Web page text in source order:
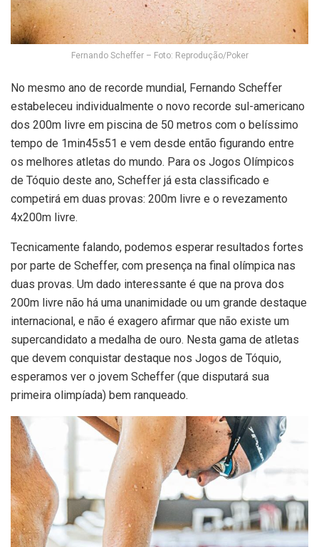
Fernando Scheffer – Foto: Reprodução/Poker
No mesmo ano de recorde mundial, Fernando Scheffer
estabeleceu individualmente o novo recorde sul-americano
dos 200m livre em piscina de 50 metros com o belíssimo
tempo de 1min45s51 e vem desde então figurando entre
os melhores atletas do mundo. Para os Jogos Olímpicos
de Tóquio deste ano, Scheffer já esta classificado e
competirá em duas provas: 200m livre e o revezamento
4x200m livre.
Tecnicamente falando, podemos esperar resultados fortes
por parte de Scheffer, com presença na final olímpica nas
duas provas. Um dado interessante é que na prova dos
200m livre não há uma unanimidade ou um grande destaque
internacional, e não é exagero afirmar que não existe um
supercandidato a medalha de ouro. Nesta gama de atletas
que devem conquistar destaque nos Jogos de Tóquio,
esperamos ver o jovem Scheffer (que disputará sua
primeira olimpíada) bem ranqueado.